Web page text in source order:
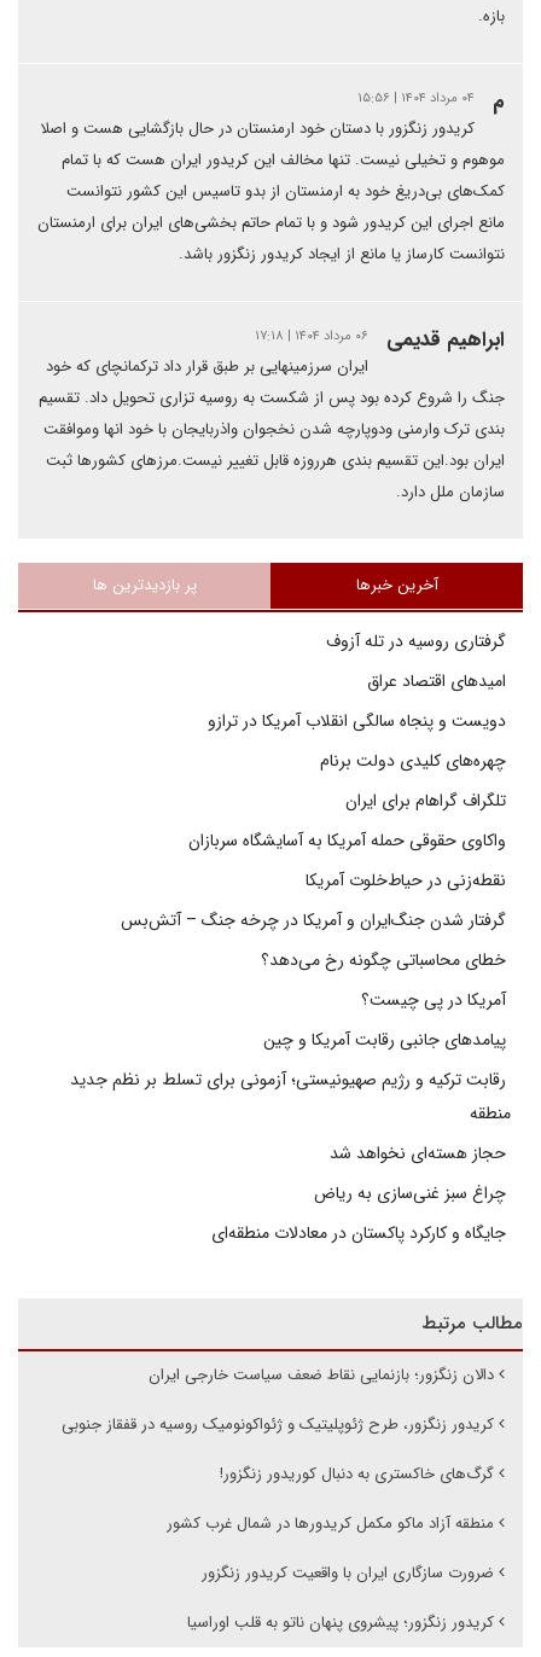
بازه.
م ۰۴ مرداد ۱۴۰۴ | ۱۵:۵۶
کریدور زنگزور با دستان خود ارمنستان در حال بازگشایی هست و اصلا
موهوم و تخیلی نیست. تنها مخالف این کریدور ایران هست که با تمام
کمک‌های بی‌دریغ خود به ارمنستان از بدو تاسیس این کشور نتوانست
مانع اجرای این کریدور شود و با تمام حاتم بخشی‌های ایران برای ارمنستان
نتوانست کارساز یا مانع از ایجاد کریدور زنگزور باشد.
ابراهیم قدیمی ۰۶ مرداد ۱۴۰۴ | ۱۷:۱۸
ایران سرزمینهایی بر طبق قرار داد ترکمانچای که خود
جنگ را شروع کرده بود پس از شکست به روسیه تزاری تحویل داد. تقسیم
بندی ترک وارمنی ودوپارچه شدن نخجوان واذربایجان با خود انها وموافقت
ایران بود.این تقسیم بندی هرروزه قابل تغییر نیست.مرزهای کشورها ثبت
سازمان ملل دارد.
آخرین خبرها پر بازدیدترین ها
گرفتاری روسیه در تله آزوف
امیدهای اقتصاد عراق
دویست و پنجاه سالگی انقلاب آمریکا در ترازو
چهره‌های کلیدی دولت برنام
تلگراف گراهام برای ایران
واکاوی حقوقی حمله آمریکا به آسایشگاه سربازان
نقطه‌زنی در حیاط‌خلوت آمریکا
گرفتار شدن جنگ‌ایران و آمریکا در چرخه جنگ – آتش‌بس
خطای محاسباتی چگونه رخ می‌دهد؟
آمریکا در پی چیست؟
پیامدهای جانبی رقابت آمریکا و چین
رقابت ترکیه و رژیم صهیونیستی؛ آزمونی برای تسلط بر نظم جدید
منطقه
حجاز هسته‌ای نخواهد شد
چراغ سبز غنی‌سازی به ریاض
جایگاه و کارکرد پاکستان در معادلات منطقه‌ای
مطالب مرتبط
دالان زنگزور؛ بازنمایی نقاط ضعف سیاست خارجی ایران
کریدور زنگزور، طرح ژئوپلیتیک و ژئواکونومیک روسیه در قفقاز جنوبی
گرگ‌های خاکستری به دنبال کوریدور زنگزور!
منطقه آزاد ماکو مکمل کریدورها در شمال غرب کشور
ضرورت سازگاری ایران با واقعیت کریدور زنگزور
کریدور زنگزور؛ پیشروی پنهان ناتو به قلب اوراسیا